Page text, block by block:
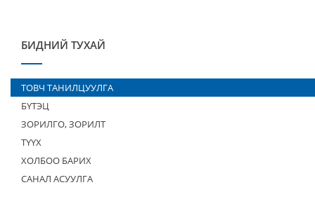
БИДНИЙ ТУХАЙ
ТОВЧ ТАНИЛЦУУЛГА
БҮТЭЦ
ЗОРИЛГО, ЗОРИЛТ
ТҮҮХ
ХОЛБОО БАРИХ
САНАЛ АСУУЛГА